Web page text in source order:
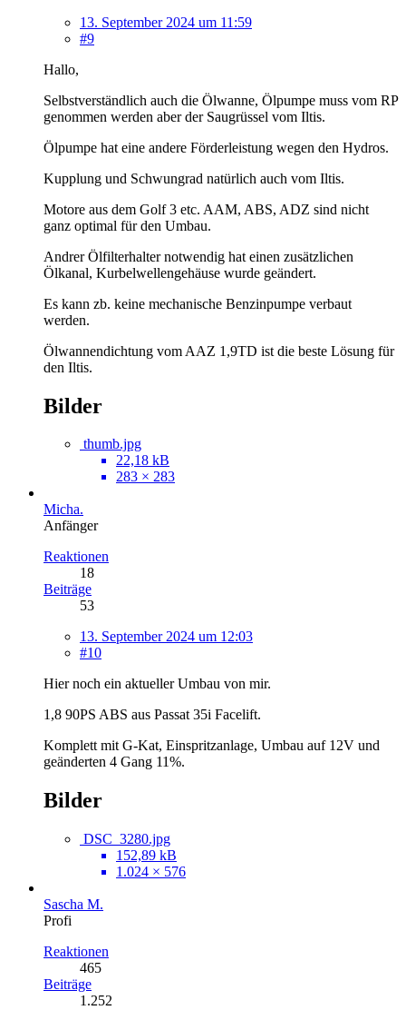
13. September 2024 um 11:59
#9
Hallo,
Selbstverständlich auch die Ölwanne, Ölpumpe muss vom RP
genommen werden aber der Saugrüssel vom Iltis.
Ölpumpe hat eine andere Förderleistung wegen den Hydros.
Kupplung und Schwungrad natürlich auch vom Iltis.
Motore aus dem Golf 3 etc. AAM, ABS, ADZ sind nicht
ganz optimal für den Umbau.
Andrer Ölfilterhalter notwendig hat einen zusätzlichen
Ölkanal, Kurbelwellengehäuse wurde geändert.
Es kann zb. keine mechanische Benzinpumpe verbaut
werden.
Ölwannendichtung vom AAZ 1,9TD ist die beste Lösung für
den Iltis.
Bilder
thumb.jpg
22,18 kB
283 × 283
Micha.
Anfänger
Reaktionen
18
Beiträge
53
13. September 2024 um 12:03
#10
Hier noch ein aktueller Umbau von mir.
1,8 90PS ABS aus Passat 35i Facelift.
Komplett mit G-Kat, Einspritzanlage, Umbau auf 12V und
geänderten 4 Gang 11%.
Bilder
DSC_3280.jpg
152,89 kB
1.024 × 576
Sascha M.
Profi
Reaktionen
465
Beiträge
1.252